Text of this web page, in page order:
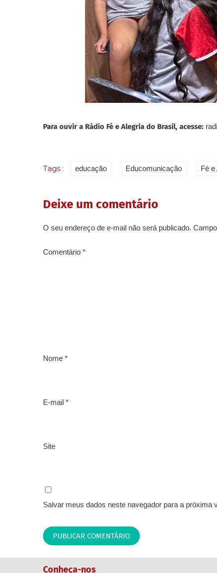
Para ouvir a Rádio Fé e Alegria do Brasil, acesse:
Tags : educação Educomunicação Fé e
Deixe um comentário
O seu endereço de e-mail não será publicado.
Comentário *
Nome *
E-mail *
Site
Salvar meus dados neste navegador para a próxima
conheça-nos